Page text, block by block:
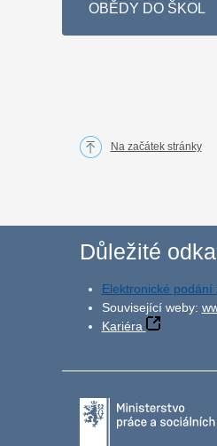
OBĚDY DO ŠKOL
Na začátek stránky
Důležité
Elektronické podání
Související weby:
Kariéra